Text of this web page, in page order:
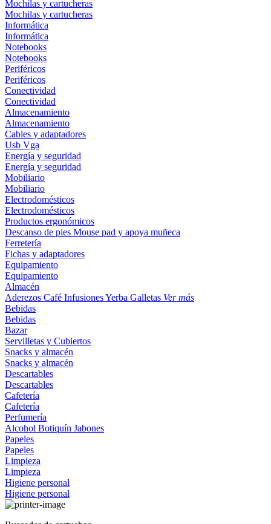
Mochilas y cartucheras
Mochilas y cartucheras
Informática
Informática
Notebooks
Notebooks
Periféricos
Periféricos
Conectividad
Conectividad
Almacenamiento
Almacenamiento
Cables y adaptadores
Usb Vga
Energía y seguridad
Energía y seguridad
Mobiliario
Mobiliario
Electrodomésticos
Electrodomésticos
Productos ergonómicos
Descanso de pies Mouse pad y apoya muñeca
Ferretería
Fichas y adaptadores
Equipamiento
Equipamiento
Almacén
Aderezos Café InfusionesYerba Galletas Ver más
Bebidas
Bebidas
Bazar
Servilletas y Cubiertos
Snacks y almacén
Snacks y almacén
Descartables
Descartables
Cafetería
Cafetería
Perfumería
Alcohol Botiquín Jabones
Papeles
Papeles
Limpieza
Limpieza
Higiene personal
Higiene personal